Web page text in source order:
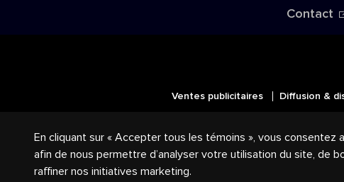
Contact
Ventes publicitaires Diffusion &
logos reliés sont des marques de
En cliquant sur « Accepter tous les témoins », vous consentez
afin de nous permettre d’analyser votre utilisation du site, de
raffiner nos initiatives marketing.